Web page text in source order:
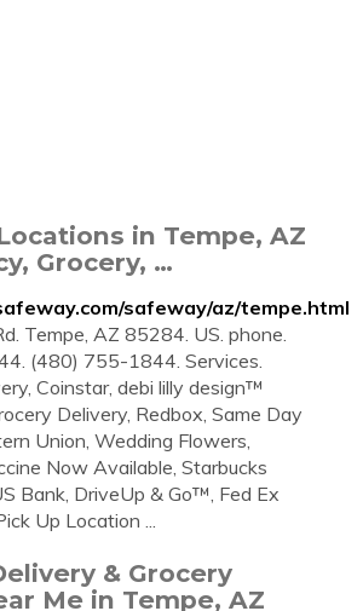
in Tempe, AZ
Grocery, …
safeway/az/tempe.html
Tempe, AZ 85284. US. phone.
(480) 755-1844. Services.
Coinstar, debi lilly design™
Delivery, Redbox, Same Day
Union, Wedding Flowers,
Now Available, Starbucks
Bank, DriveUp & Go™, Fed Ex
Up Location ...
& Grocery
Me in Tempe, AZ